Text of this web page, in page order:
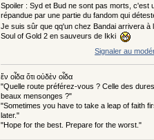
Spoiler : Syd et Bud ne sont pas morts, c'est
répandue par une partie du fandom qui
Je suis sûr que qq'un chez Bandai arrivera à
Soul of Gold 2 en sauveurs de Ikki
Signaler au
ἕν οἶδα ὅτι οὐδὲν οἶδα
"Quelle route préférez-vous ? Celle des
beaux mensonges ?"
"Sometimes you have to take a leap of faith
later."
"Hope for the best. Prepare for the worst."